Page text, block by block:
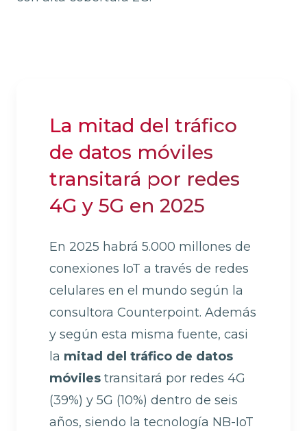
La mitad del tráfico
de datos móviles
transitará por redes
4G y 5G en 2025
En 2025 habrá 5.000 millones de
conexiones IoT a través de redes
celulares en el mundo según la
consultora Counterpoint. Además
y según esta misma fuente, casi
la mitad del tráfico de datos
móviles transitará por redes 4G
(39%) y 5G (10%) dentro de seis
años, siendo la tecnología NB-IoT